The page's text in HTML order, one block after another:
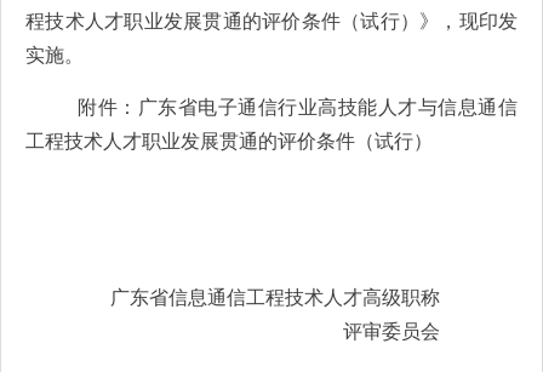
程技术人才职业发展贯通的评价条件（试行）》，现印发
实施。
附件：广东省电子通信行业高技能人才与信息通信
工程技术人才职业发展贯通的评价条件（试行）
广东省信息通信工程技术人才高级职称
评审委员会